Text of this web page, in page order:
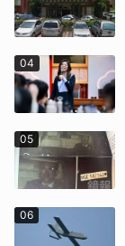
04
05
06